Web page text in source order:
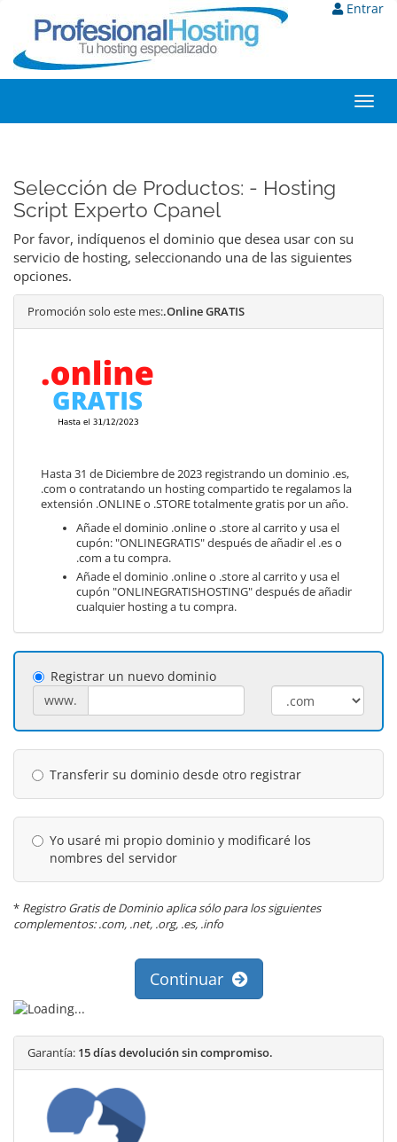
Entrar
Selección de Productos: - Hosting
Script Experto Cpanel
Por favor, indíquenos el dominio que desea usar con su
servicio de hosting, seleccionando una de las siguientes
opciones.
Promoción solo este mes:.Online GRATIS
Hasta 31 de Diciembre de 2023 registrando un dominio .es,
.com o contratando un hosting compartido te regalamos la
extensión .ONLINE o .STORE totalmente gratis por un año.
Añade el dominio .online o .store al carrito y usa el
cupón: "ONLINEGRATIS" después de añadir el .es o
.com a tu compra.
Añade el dominio .online o .store al carrito y usa el
cupón "ONLINEGRATISHOSTING" después de añadir
cualquier hosting a tu compra.
Registrar un nuevo dominio
www.
Transferir su dominio desde otro registrar
Yo usaré mi propio dominio y modificaré los
nombres del servidor
* Registro Gratis de Dominio aplica sólo para los siguientes
complementos: .com, .net, .org, .es, .info
Continuar
Garantía: 15 días devolución sin compromiso.